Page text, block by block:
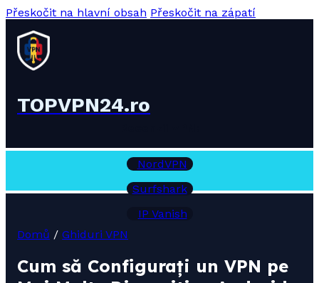
Přeskočit na hlavní obsah Přeskočit na zápatí
TOPVPN24.ro
NordVPN
Surfshark
IP Vanish
Domů / Ghiduri VPN
Cum să Configurați un VPN pe